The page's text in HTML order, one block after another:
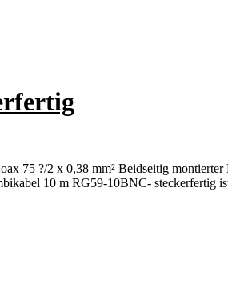
75 ?/2 x 0,38 mm² Beidseitig
10 m RG59-10BNC- steckerfertig